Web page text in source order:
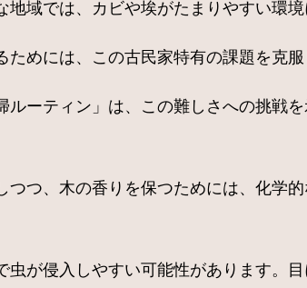
域では、カビや埃がたまりやすい環境
めには、この古民家特有の課題を克服
ーティン」は、この難しさへの挑戦
つつ、木の香りを保つためには、化学
が侵入しやすい可能性があります。